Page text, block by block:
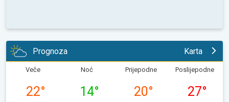
Prognoza Karta
Veče
22°
Noć
14°
Prijepodne
20°
Poslijepodne
27°